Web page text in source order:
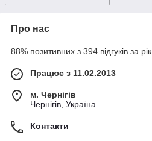
Про нас
88% позитивних з 394 відгуків за рік
Працює з 11.02.2013
м. Чернігів
Чернігів, Україна
Контакти